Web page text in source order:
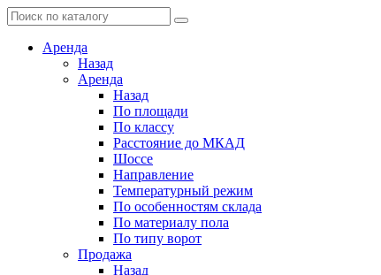
Аренда
Назад
Аренда
Назад
По площади
По классу
Расстояние до МКАД
Шоссе
Направление
Температурный режим
По особенностям склада
По материалу пола
По типу ворот
Продажа
Назад